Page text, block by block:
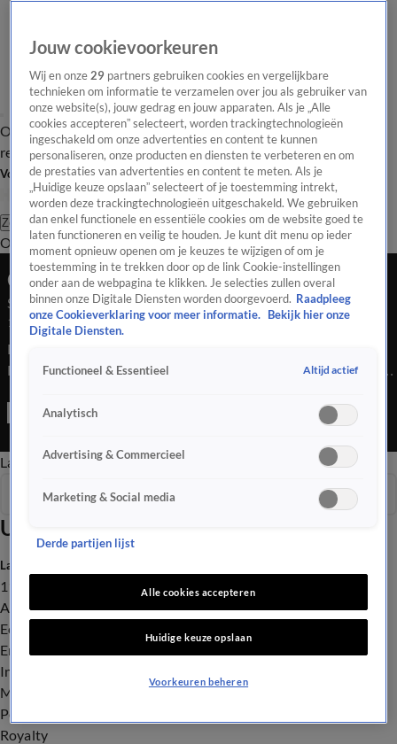
Overzicht Laatste nieuws Regionieuws Het beste van Hart
Tip de
redactie
Volg Hart van Nederland
Zoeken
OverzichtRegioUitzendingenWeerTip de redactiePanelVideo's
Ochtend Editie
Seizoen 2025, aflevering 4917
14 nov 2025, 07:00
Bekijk aflevering 4917 van Hart van Nederland - Ochtend
Editie uit seizoen 2025 hier. Deze aflevering is uitgezonden op
Ochtend Editie is een Nieuws programma
Late EditieOchtend EditieVroege Editie
Uitzendingen
Seizoen 2025
Laatste nieuws
112
Advies & Tips
Economie
Entertainment
Infrastructuur
Milieu en Gezondheid
Politiek
Royalty
Jouw cookievoorkeuren
Wij en onze29 partners gebruiken cookies en vergelijkbare
technieken om informatie te verzamelen over jou als gebruiker van
onze website(s), jouw gedrag en jouw apparaten. Als je „Alle
cookies accepteren” selecteert, worden trackingtechnologieën
ingeschakeld om onze advertenties en content te kunnen
personaliseren, onze producten en diensten te verbeteren en om
de prestaties van advertenties en content te meten. Als je
„Huidige keuze opslaan” selecteert of je toestemming intrekt,
worden deze trackingtechnologieën uitgeschakeld. We gebruiken
dan enkel functionele en essentiële cookies om de website goed te
laten functioneren en veilig te houden. Je kunt dit menu op ieder
moment opnieuw openen om je keuzes te wijzigen of om je
toestemming in te trekken door op de link Cookie-instellingen
onder aan de webpagina te klikken. Je selecties zullen overal
binnen onze Digitale Diensten worden doorgevoerd. Raadpleeg
onze Cookieverklaring voor meer informatie.
Bekijk hier onze
Digitale Diensten.
Functioneel & Essentieel Altijd actief
Analytisch
Advertising & Commercieel
Marketing & Social media
Derde partijen lijst
Alle cookies accepteren
Huidige keuze opslaan
Voorkeuren beheren